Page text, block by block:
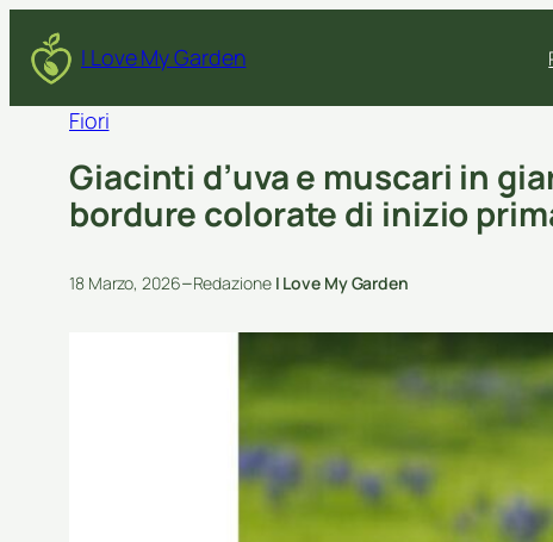
I Love My Garden
Fiori
Giacinti d’uva e muscari in
bordure colorate di inizio
18 Marzo, 2026–Redazione I Love My Garden